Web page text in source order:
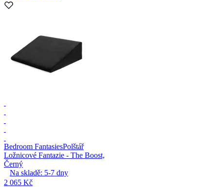
Bedroom FantasiesPolštář
Ložnicové Fantazie - The Boost,
Černý
Na skladě: 5-7 dny
2 065 Kč